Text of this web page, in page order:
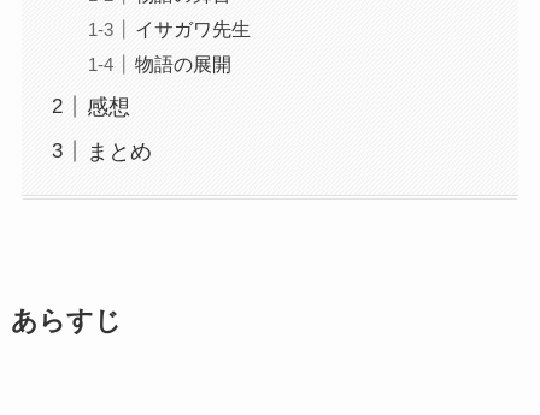
イサガワ先生
物語の展開
感想
まとめ
あらすじ